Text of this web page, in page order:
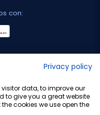
con:
Privacy policy
data, to improve our
to give you a great website
cookies we use open the